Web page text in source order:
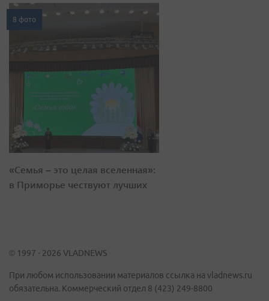
8 фото
«Семья – это целая вселенная»:
в Приморье чествуют лучших
© 1997 - 2026 VLADNEWS
При любом использовании материалов ссылка на vladnews.ru
обязательна. Коммерческий отдел 8 (423) 249-8800